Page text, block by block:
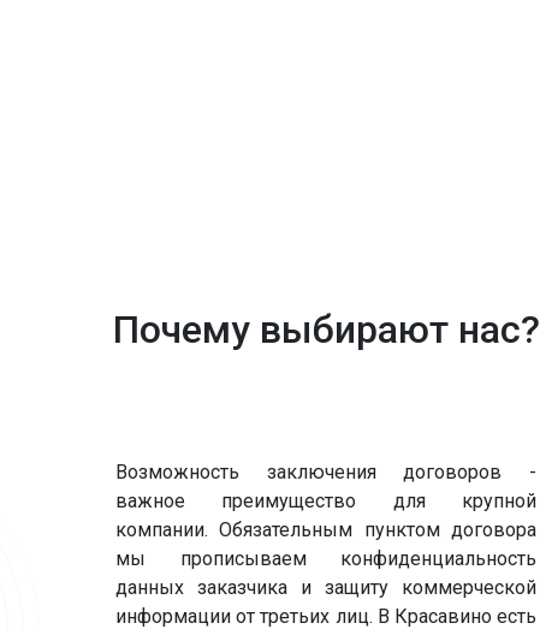
Почему выбирают нас?
Возможность заключения договоров -
важное преимущество для крупной
компании. Обязательным пунктом договора
мы прописываем конфиденциальность
данных заказчика и защиту коммерческой
информации от третьих лиц. В Красавино есть